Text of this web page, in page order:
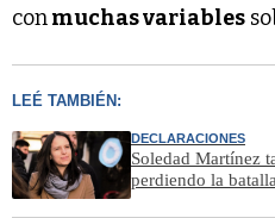
conmuchas variables
LEÉ TAMBIÉN:
DECLARACIONES
Soledad Martínez
perdiendo la